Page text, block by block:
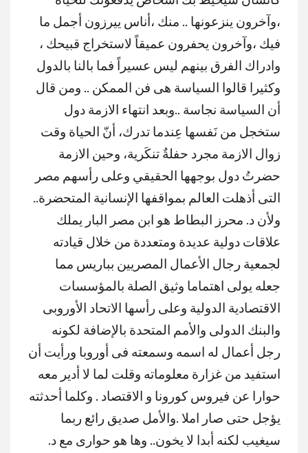
،وآخرون ينزعونها .. منك ،أناس ييرزون أجمل ما
فيك ،وآخرون يحفرون عميقاً لاستخراج قبيحك ،
وادراك الفرق بينهم ليس عسيراً فما بالنا بالدول
وكثيرا قالوا السياسة هى فن الممكن .. ومن قال
أن السياسة نجاسة ..وبعد انتهاء الازمة دول
ستخجل من نَفسها عِندما تدرك، أنّ الحياة وقت
زوال الازمة مجرد حفلةٌ تنكَرية، وحين الازمة
حضرتُ دول بوجهها الحقيقي وعلى رأسهم مصر
التى أذهلت العالم بمواقفها الإنسانية المتحضرة..
ولأن د. محرز البطاط هو ابن مصر البار يملك
علاقات دولية عديدة ومتعددة من خلال قيادته
لجمعية رجال الأعمال المصريين بباريس مما
جعله يولى اهتماما وثيق الصلة بالمؤسسات
الاقتصادية الدولية وعلى رأسها الاتحاد الأوروبى
والبنك الدولى والأمم المتحدة بالإضافة لكونه
رجل أعمال له اسمه وسمعته فى أوروبا ورأيت أن
استفيد من غزارة معلوماته وقلت لما لا أدير معه
حوارا عن فيروس كورونا و الاقتصاد . وكلما أحدثته
يؤجل حتى صار املا .والأمل صديق رائع ربما
سيغيب لكنه أبدا لا يخون.. وها هو حوارى مع د.